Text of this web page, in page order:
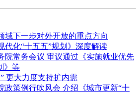
域下一步对外开放的重点方向
代化“十五五”规划》深度解读
院常务会议 审议通过《实施就业优先
》等
更大力度支持扩内需
政策例行吹风会 介绍《城市更新“十